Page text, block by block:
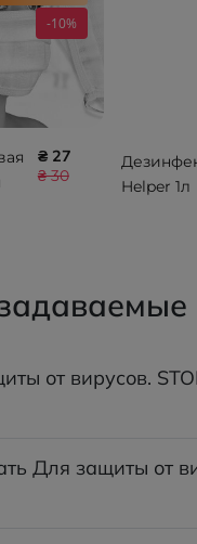
-10%
₴ 27
₴ 30
Helper 1л
от вирусов.
Для защиты от